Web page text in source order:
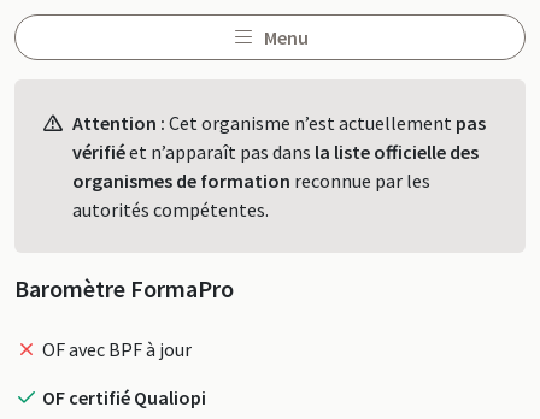
Menu
Attention : Cet organisme n’est actuellement pas
vérifiéet n’apparaît pas dans la liste officielle des
organismes de formation reconnue par les
autorités compétentes.
Baromètre FormaPro
OF avec BPF à jour
OF certifié Qualiopi